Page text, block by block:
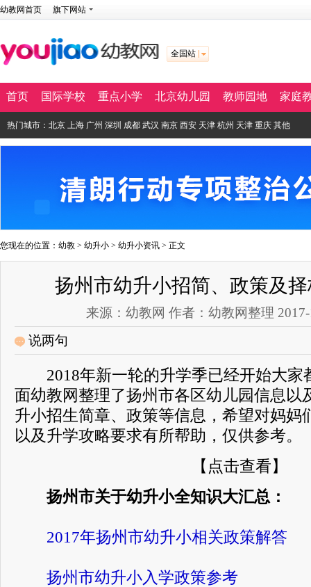
幼教网首页 旗下网站
全国站
首页 国际学校 重点小学 北京幼儿园 教师园地 家庭
热门城市： 北京 上海 广州 深圳 成都 武汉 南京 西安 天津 杭州 天津 重庆 其他
您现在的位置： 幼教 > 幼升小 > 幼升小资讯 > 正文
扬州市幼升小招简、政策及
来源：幼教网 作者：幼教网整理
说两句
2018年新一轮的升学季已经开始大家
面幼教网整理了扬州市各区幼儿园信息以
升小招生简章、政策等信息，希望对妈妈
以及升学攻略要求有所帮助，仅供参考。
【点击查看】
扬州市关于幼升小全知识大汇总：
2017年扬州市幼升小相关政策解答
扬州市幼升小入学政策参考